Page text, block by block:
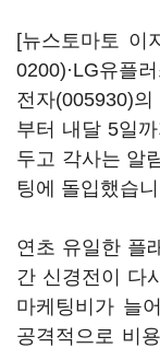
[뉴스토마토 이
0200)·LG유플
전자(005930)의
부터 내달 5일
두고 각사는 알
팅에 돌입했습
연초 유일한 플
간 신경전이 다
마케팅비가 늘
공격적으로 비